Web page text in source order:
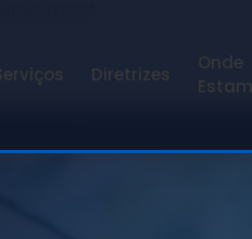
Diretrizes
Onde